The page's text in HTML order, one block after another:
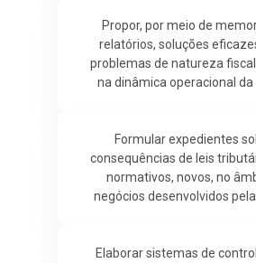
Propor, por meio de
relatórios, soluções
problemas de natureza
na dinâmica operacional
Formular expedientes
consequências de leis
normativos, novos, no
negócios desenvolvidos
Elaborar sistemas de